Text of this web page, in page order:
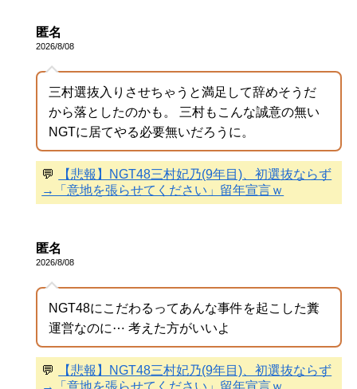
匿名
2026/8/08
三村選抜入りさせちゃうと満足して辞めそうだ
から落としたのかも。 三村もこんな誠意の無い
NGTに居てやる必要無いだろうに。
💬
【悲報】NGT48三村妃乃(9年目)、初選抜ならず
→「意地を張らせてください」留年宣言ｗ
匿名
2026/8/08
NGT48にこだわるってあんな事件を起こした糞
運営なのに⋯ 考えた方がいいよ
💬
【悲報】NGT48三村妃乃(9年目)、初選抜ならず
→「意地を張らせてください」留年宣言ｗ